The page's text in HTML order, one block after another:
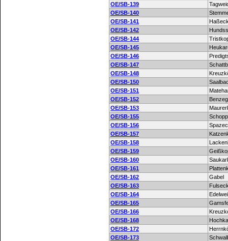
OE/SB-139
OE/SB-140
OE/SB-141
OE/SB-142
OE/SB-144
OE/SB-145
OE/SB-146
OE/SB-147
OE/SB-148
OE/SB-150
OE/SB-151
OE/SB-152
OE/SB-153
OE/SB-155
OE/SB-156
OE/SB-157
OE/SB-158
OE/SB-159
OE/SB-160
OE/SB-161
OE/SB-162
Gabel
OE/SB-163
OE/SB-164
OE/SB-165
OE/SB-166
OE/SB-168
OE/SB-172
OE/SB-173